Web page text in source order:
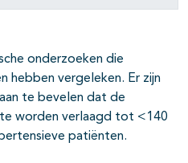
onderzoeken die
hebben vergeleken. Er zijn
te bevelen dat de
worden verlaagd tot <140
patiënten.